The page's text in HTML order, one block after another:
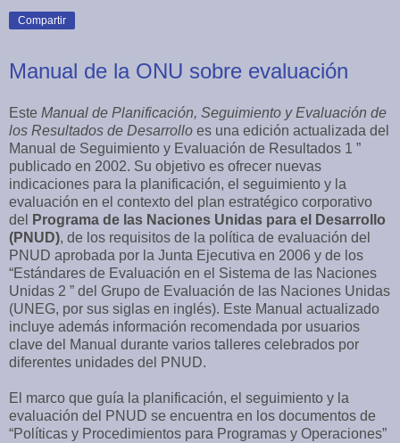
Compartir
Manual de la ONU sobre evaluación
Este Manual de Planificación, Seguimiento y Evaluación de
los Resultados de Desarrollo es una edición actualizada del
Manual de Seguimiento y Evaluación de Resultados 1 ”
publicado en 2002. Su objetivo es ofrecer nuevas
indicaciones para la planificación, el seguimiento y la
evaluación en el contexto del plan estratégico corporativo
del
Programa de las Naciones Unidas para el Desarrollo
(PNUD), de los requisitos de la política de evaluación del
PNUD aprobada por la Junta Ejecutiva en 2006 y de los
“Estándares de Evaluación en el Sistema de las Naciones
Unidas 2 ” del Grupo de Evaluación de las Naciones Unidas
(UNEG, por sus siglas en inglés). Este Manual actualizado
incluye además información recomendada por usuarios
clave del Manual durante varios talleres celebrados por
diferentes unidades del PNUD.
El marco que guía la planificación, el seguimiento y la
evaluación del PNUD se encuentra en los documentos de
“Políticas y Procedimientos para Programas y Operaciones”